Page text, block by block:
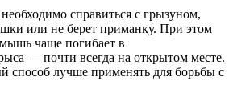
справиться с грызуном,
или не берет приманку. При этом
чаще погибает в
— почти всегда на открытом месте.
способ лучше применять для борьбы с